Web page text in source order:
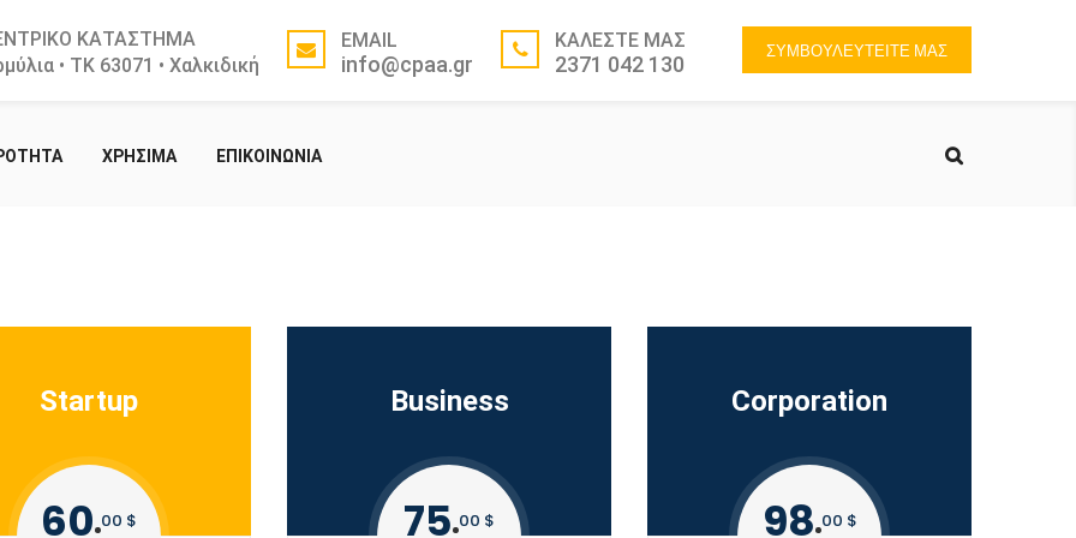
ΣΥΜΒΟΥΛΕΥΤΕΙΤΕ ΜΑΣ
ΚΑΤΑΣΤΗΜΑ
• ΤΚ 63071 • Χαλκιδική
EMAIL
info@cpaa.gr
ΚΑΛΕΣΤΕ ΜΑΣ
2371 042 130
ΧΡΗΣΙΜΑ ΕΠΙΚΟΙΝΩΝΙΑ
Startup
60 00 $
Business
75 00 $
Corporation
98 00 $